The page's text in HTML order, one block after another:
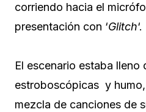
corriendo hacia el
presentación con ‘Glitch‘.
El escenario estaba lleno
estroboscópicas y
mezcla de canciones de